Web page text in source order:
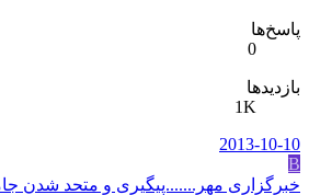
پاسخ‌ها
0
بازدیدها
1K
2013-10-10
B
خبرگزاری مهر.......پیگیری و متحد شدن